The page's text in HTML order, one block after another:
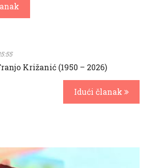
Križanić (1950 – 2026)
Idući članak